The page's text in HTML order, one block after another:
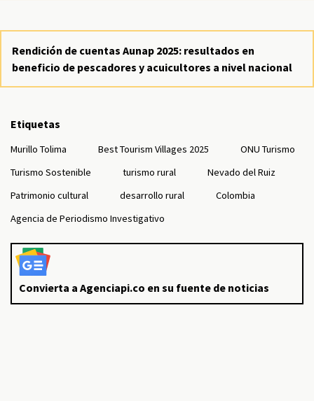
Rendición de cuentas Aunap 2025: resultados en
beneficio de pescadores y acuicultores a nivel nacional
Etiquetas
Murillo Tolima Best Tourism Villages 2025
ONU Turismo
Turismo Sostenible
turismo rural
Nevado del Ruiz
Patrimonio cultural
desarrollo rural
Colombia
Agencia de Periodismo Investigativo
Convierta a Agenciapi.co en su fuente de noticias